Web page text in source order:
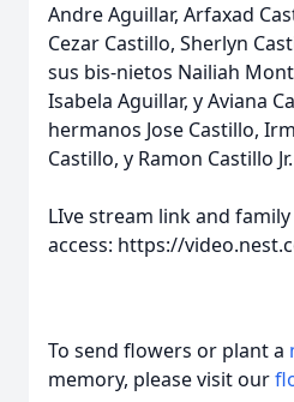
Andre Aguillar, Arfaxad
Cezar Castillo, Sherlyn
sus bis-nietos Nailiah
Isabela Aguillar, y Aviana
hermanos Jose Castillo,
Castillo, y Ramon Castillo Jr.
LIve stream link and
access: https://
To send flowers or plant a
memory, please visit our